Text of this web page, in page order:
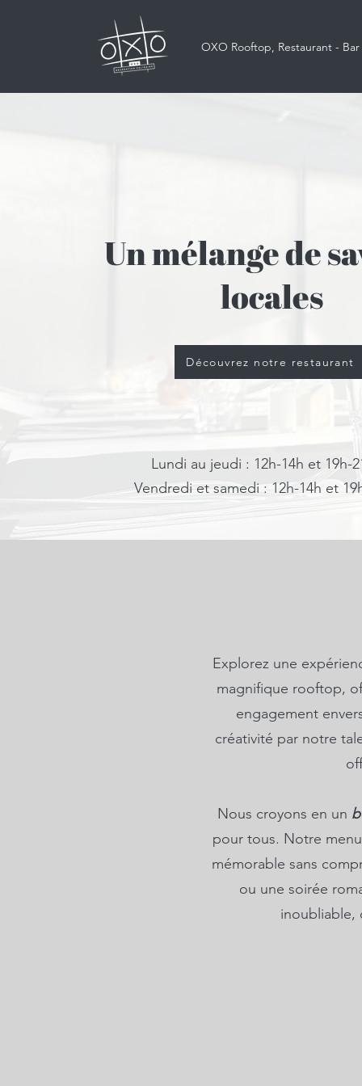
OXO Rooftop, Restaurant -
Un mélange de
locales
Découvrez notre restaurant
Lundi au jeudi : 12h-14h et 19h-
Vendredi et samedi : 12h-14h et
Explorez une
magnifique rooftop,
engagement
créativité par notre
Nous croyons en un
pour tous. Notre
mémorable sans
ou une soirée
inoubliable,